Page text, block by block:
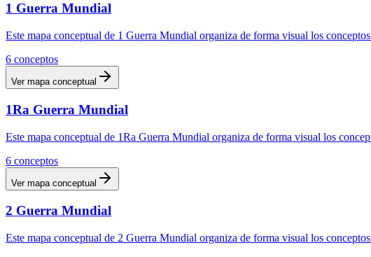
1 Guerra Mundial
Este mapa conceptual de 1 Guerra Mundial organiza de forma visual los
6 conceptos
Ver mapa conceptual
1Ra Guerra Mundial
Este mapa conceptual de 1Ra Guerra Mundial organiza de forma visual los
6 conceptos
Ver mapa conceptual
2 Guerra Mundial
Este mapa conceptual de 2 Guerra Mundial organiza de forma visual los